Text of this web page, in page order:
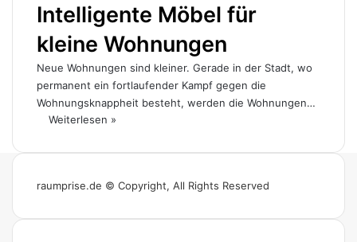
Intelligente Möbel für
kleine Wohnungen
Neue Wohnungen sind kleiner. Gerade in der Stadt, wo
permanent ein fortlaufender Kampf gegen die
Wohnungsknappheit besteht, werden die Wohnungen…
Weiterlesen »
raumprise.de © Copyright, All Rights Reserved